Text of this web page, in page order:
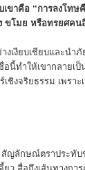
ขาคือ “การลงโทษ
ขโมย หรือทรยศคน
งเงียบเชียบและนำ
อนี้ทำให้เขากลายเ
ชิงจริยธรรม เพรา
ญลักษณ์ตราประทับ